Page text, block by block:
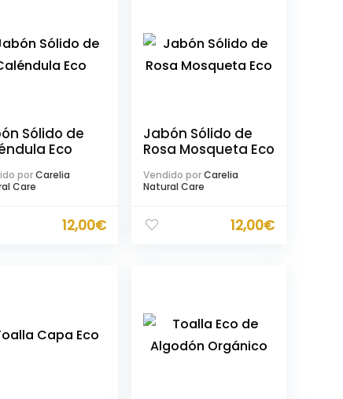
Sólido de
Eco
por Carelia
Care
12,00€
Jabón Sólido de
Rosa Mosqueta Eco
Vendido porCarelia
Natural Care
12,00€